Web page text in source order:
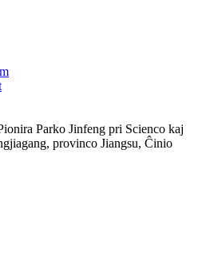
Parko Jinfeng pri Scienco kaj
provinco Jiangsu, Ĉinio